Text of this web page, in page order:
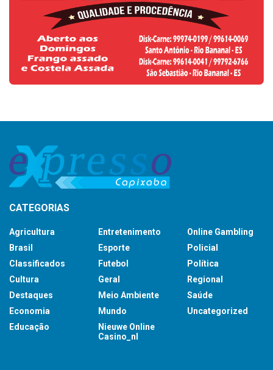
CATEGORIAS
Agricultura
Brasil
Classificados
Cultura
Destaques
Economia
Educação
Entretenimento
Esporte
Futebol
Geral
Meio Ambiente
Mundo
Nieuwe Online
Casino_nl
Online Gambling
Policial
Política
Regional
Saúde
Uncategorized